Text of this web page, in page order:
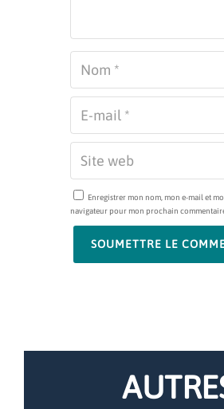
Enregistrer mon nom, mon e-mail et
navigateur pour mon prochain
SOUMETTRE LE